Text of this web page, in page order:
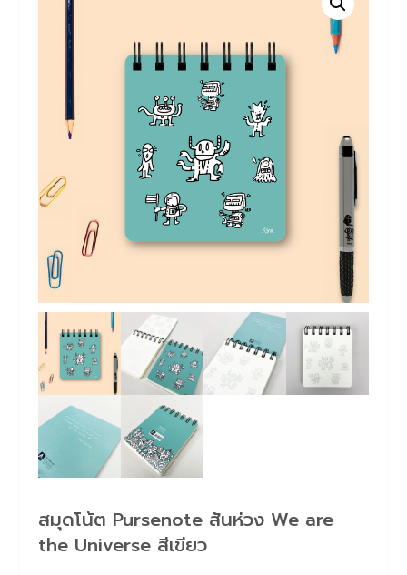
สมุดโน้ต Pursenote สันห่วง We are
the Universe สีเขียว